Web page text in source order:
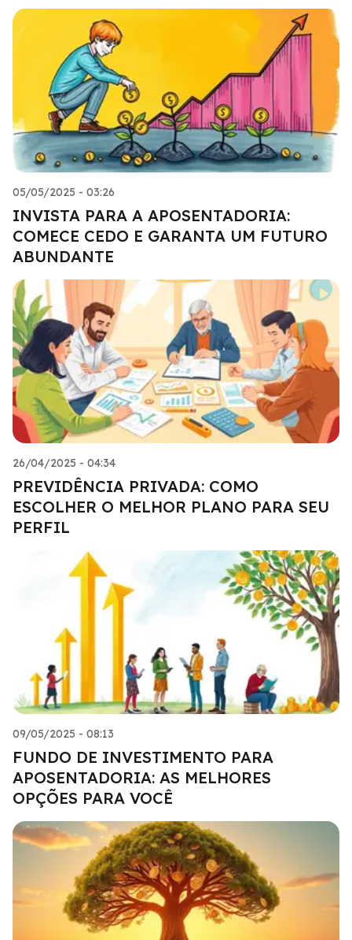
05/05/2025 - 03:26
INVISTA PARA A APOSENTADORIA:
COMECE CEDO E GARANTA UM FUTURO
ABUNDANTE
26/04/2025 - 04:34
PREVIDÊNCIA PRIVADA: COMO
ESCOLHER O MELHOR PLANO PARA SEU
PERFIL
09/05/2025 - 08:13
FUNDO DE INVESTIMENTO PARA
APOSENTADORIA: AS MELHORES
OPÇÕES PARA VOCÊ